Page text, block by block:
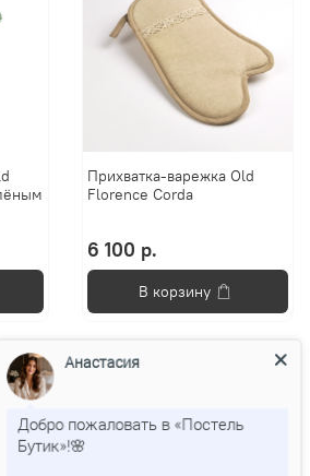
Прихватка-варежка Old
Florence Corda
6 100 р.
В корзину
Анастасия
Добро пожаловать в «Постель
Бутик»!🌸